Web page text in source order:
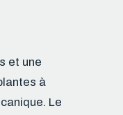
et une
à
Le